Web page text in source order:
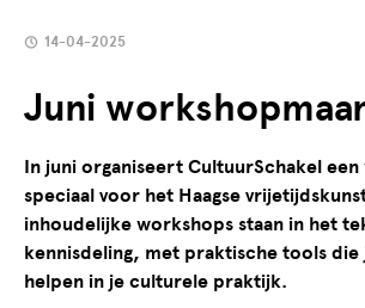
14-04-2025
Juni
In juni organiseert CultuurSchakel
speciaal voor het Haagse
inhoudelijke workshops staan in het
kennisdeling, met praktische tools
helpen in je culturele praktijk.